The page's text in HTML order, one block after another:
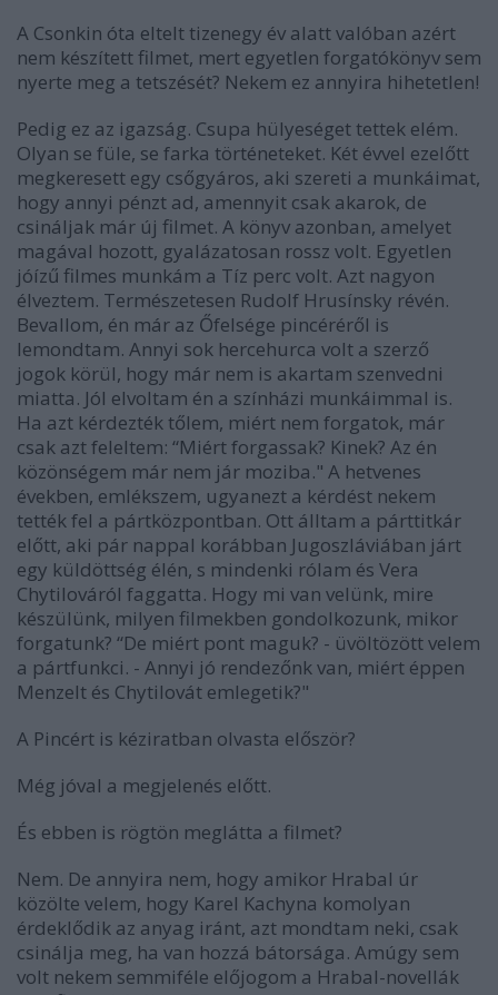
A Csonkin óta eltelt tizenegy év alatt valóban azért
nem készített filmet, mert egyetlen forgatókönyv sem
nyerte meg a tetszését? Nekem ez annyira hihetetlen!
Pedig ez az igazság. Csupa hülyeséget tettek elém.
Olyan se füle, se farka történeteket. Két évvel ezelőtt
megkeresett egy csőgyáros, aki szereti a munkáimat,
hogy annyi pénzt ad, amennyit csak akarok, de
csináljak már új filmet. A könyv azonban, amelyet
magával hozott, gyalázatosan rossz volt. Egyetlen
jóízű filmes munkám a Tíz perc volt. Azt nagyon
élveztem. Természetesen Rudolf Hrusínsky révén.
Bevallom, én már az Őfelsége pincéréről is
lemondtam. Annyi sok hercehurca volt a szerző
jogok körül, hogy már nem is akartam szenvedni
miatta. Jól elvoltam én a színházi munkáimmal is.
Ha azt kérdezték tőlem, miért nem forgatok, már
csak azt feleltem: “Miért forgassak? Kinek? Az én
közönségem már nem jár moziba." A hetvenes
években, emlékszem, ugyanezt a kérdést nekem
tették fel a pártközpontban. Ott álltam a párttitkár
előtt, aki pár nappal korábban Jugoszláviában járt
egy küldöttség élén, s mindenki rólam és Vera
Chytilováról faggatta. Hogy mi van velünk, mire
készülünk, milyen filmekben gondolkozunk, mikor
forgatunk? “De miért pont maguk? - üvöltözött velem
a pártfunkci. - Annyi jó rendezőnk van, miért éppen
Menzelt és Chytilovát emlegetik?"
A Pincért is kéziratban olvasta először?
Még jóval a megjelenés előtt.
És ebben is rögtön meglátta a filmet?
Nem. De annyira nem, hogy amikor Hrabal úr
közölte velem, hogy Karel Kachyna komolyan
érdeklődik az anyag iránt, azt mondtam neki, csak
csinálja meg, ha van hozzá bátorsága. Amúgy sem
volt nekem semmiféle előjogom a Hrabal-novellák